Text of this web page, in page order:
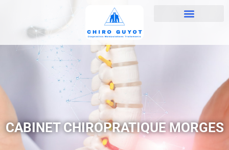
CABINET CHIROPRATIQUE MORGES​